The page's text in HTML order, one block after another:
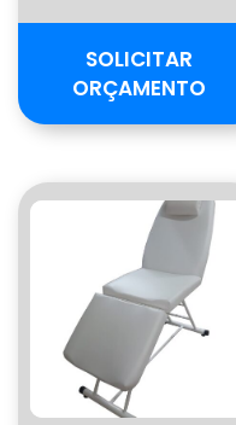
SOLICITAR
ORÇAMENTO